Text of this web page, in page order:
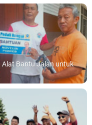
Alat Bantu Jalan untuk